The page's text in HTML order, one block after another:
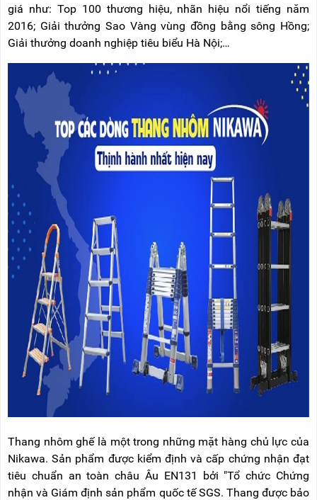
giá như: Top 100 thương hiệu, nhãn hiệu nổi tiếng năm
2016; Giải thưởng Sao Vàng vùng đồng bằng sông Hồng;
Giải thưởng doanh nghiệp tiêu biểu Hà Nội;…
Thang nhôm ghế là một trong những mặt hàng chủ lực của
Nikawa. Sản phẩm được kiểm định và cấp chứng nhận đạt
tiêu chuẩn an toàn châu Âu EN131 bởi "Tổ chức Chứng
nhận và Giám định sản phẩm quốc tế SGS. Thang được bảo